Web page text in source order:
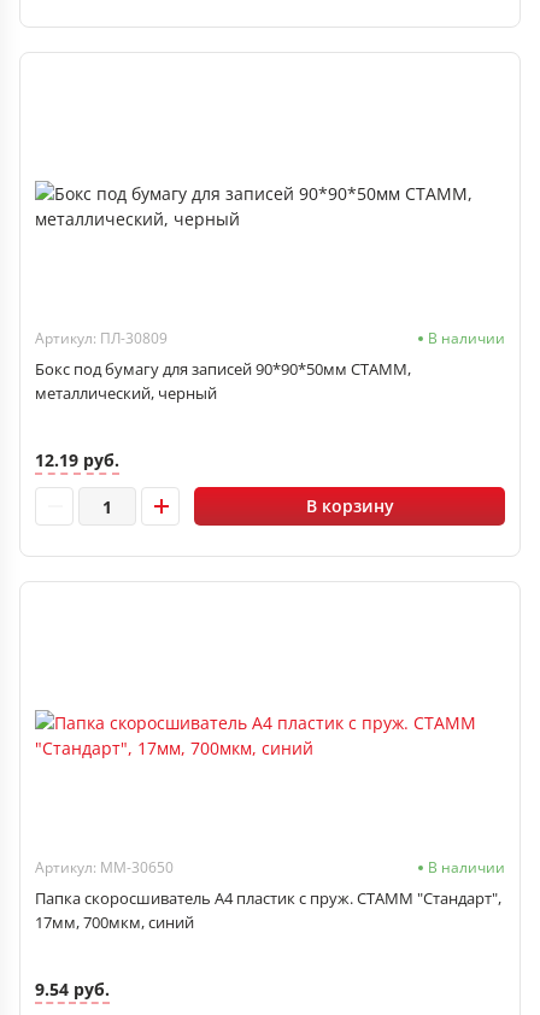
Артикул: ПЛ-30809 В наличии
Бокс под бумагу для записей 90*90*50мм СТАММ,
металлический, черный
12.19 руб.
В корзину
Артикул: ММ-30650 В наличии
Папка скоросшиватель А4 пластик с пруж. СТАММ "Стандарт",
17мм, 700мкм, синий
9.54 руб.